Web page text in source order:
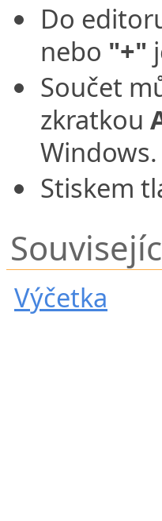
Do
nebo "+"
Součet
zkratkou
Windows.
Stiskem
Výčetka